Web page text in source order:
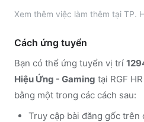
Xem thêm việc làm thêm tại TP.
Cách ứng tuyển
Bạn có thể ứng tuyển vị trí
Hiệu Ứng - Gaming tại RGF
bằng một trong các cách sau:
Truy cập bài đăng gốc trên